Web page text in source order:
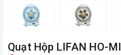
Quạt Hộp LIFAN HO-MI